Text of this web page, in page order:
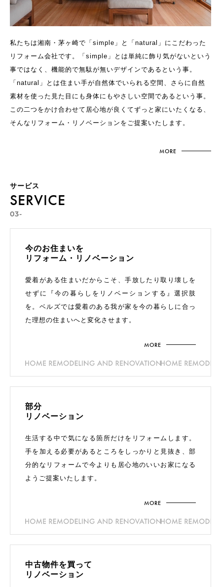
私たちは湘南・茅ヶ崎で「simple」と「natural」にこだわった
リフォーム会社です。「simple」とは単純に飾り気がないという
事ではなく、機能的で無駄が無いデザインであるという事。
「natural」とは住まい手が自然体でいられる空間、さらに自然
素材を使った見た目にも身体にもやさしい空間であるという事。
この二つをかけ合わせて居心地が良くてずっと家にいたくなる、
そんなリフォーム・リノベーションをご提案いたします。
MORE
サービス
SERVICE
03-
今のお住まいを
リフォーム・ リノベーション
愛着がある住まいだからこそ、手放したり取り壊しを
せずに『今の暮らしをリノベーションする』選択肢
を。ベルズでは愛着のある我が家を今の暮らしに合っ
た理想の住まいへと変化させます。
MORE
部分
リノベーション
生活する中で気になる箇所だけをリフォームします。
手を加える必要があるところをしっかりと見抜き、部
分的なリフォームで今よりも居心地のいいお家になる
ようご提案いたします。
MORE
中古物件を買って
リノベーション